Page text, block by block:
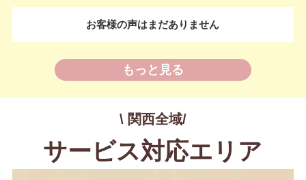
お客様の声はまだありません
もっと見る
\ 関西全域/
サービス対応エリア